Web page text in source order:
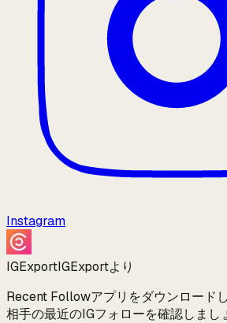
Instagram
IGExportIGExportより
Recent Followアプリをダウンロード
相手の最近のIGフォローを確認しまし